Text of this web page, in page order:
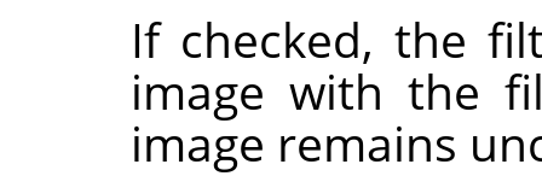
If checked, the
image with the
image remains